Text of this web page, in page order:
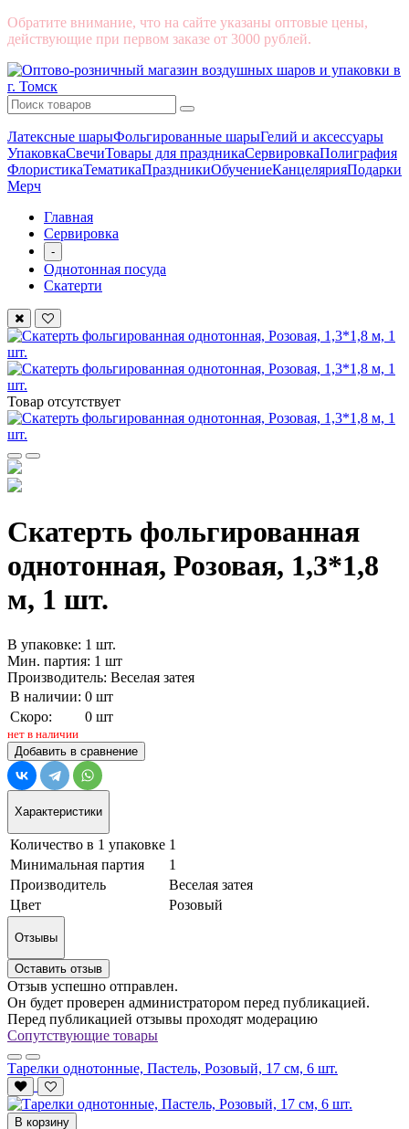
Обратите внимание, что на сайте указаны оптовые цены,
действующие при первом заказе от 3000 рублей.
Латексные шарыФольгированные шарыГелий и аксессуары
УпаковкаСвечиТовары для праздникаСервировкаПолиграфия
ФлористикаТематикаПраздникиОбучениеКанцелярияПодарки
Мерч
Главная
Сервировка
-
Однотонная посуда
Скатерти
Товар отсутствует
Скатерть фольгированная
однотонная, Розовая, 1,3*1,8
м, 1 шт.
В упаковке: 1 шт.
Мин. партия: 1 шт
Производитель: Веселая затея
В наличии: 0 шт
Скоро:
0 шт
нет в наличии
Добавить в сравнение
Характеристики
Количество в 1 упаковке 1
Минимальная партия
1
Производитель
Веселая затея
Цвет
Розовый
Отзывы
Оставить отзыв
Отзыв успешно отправлен.
Он будет проверен администратором перед публикацией.
Перед публикацией отзывы проходят модерацию
Сопутствующие товары
Тарелки однотонные, Пастель, Розовый, 17 см, 6 шт.
В корзину